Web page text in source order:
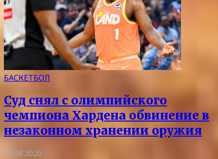
БАСКЕТБОЛ
Суд снял с олимпийского
чемпиона Хардена обвинение в
незаконном хранении оружия
08.08.2026